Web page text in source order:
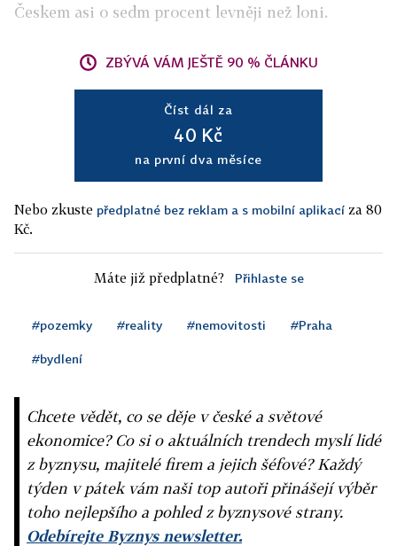
Českem asi o sedm procent levněji než loni.
ZBÝVÁ VÁM JEŠTĚ 90 % ČLÁNKU
Číst dál za
40 Kč
na první dva měsíce
Nebo zkuste předplatné bez reklam a s mobilní aplikací za 80
Kč.
Máte již předplatné? Přihlaste se
#pozemky #reality #nemovitosti #Praha
#bydlení
Chcete vědět, co se děje v české a světové
ekonomice? Co si o aktuálních trendech myslí lidé
z byznysu, majitelé firem a jejich šéfové? Každý
týden v pátek vám naši top autoři přinášejí výběr
toho nejlepšího a pohled z byznysové strany.
Odebírejte Byznys newsletter.